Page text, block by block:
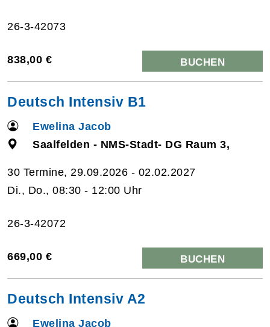
26-3-42073
838,00 € BUCHEN
Deutsch Intensiv B1
Ewelina Jacob
Saalfelden - NMS-Stadt- DG Raum 3,
30 Termine, 29.09.2026 - 02.02.2027
Di., Do., 08:30 - 12:00 Uhr
26-3-42072
669,00 € BUCHEN
Deutsch Intensiv A2
Ewelina Jacob